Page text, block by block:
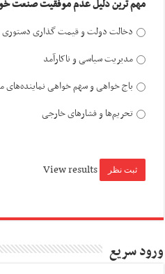
مهم ترین دلیل عدم موفقیت صنعت
دخالت دولت و قیمت گذاری دستوری
مدیریت سیاسی و ناکارآمد
باج خواهی و سهم خواهی نماینده‌های
تحریم‌ها و فشارهای خارجی
View results
ورود سریع